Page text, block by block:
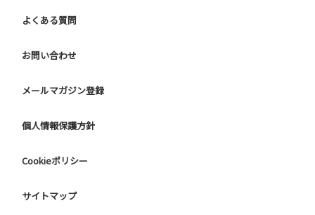
よくある質問
お問い合わせ
メールマガジン登録
個人情報保護方針
Cookieポリシー
サイトマップ